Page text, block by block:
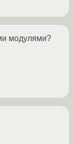
модулями?